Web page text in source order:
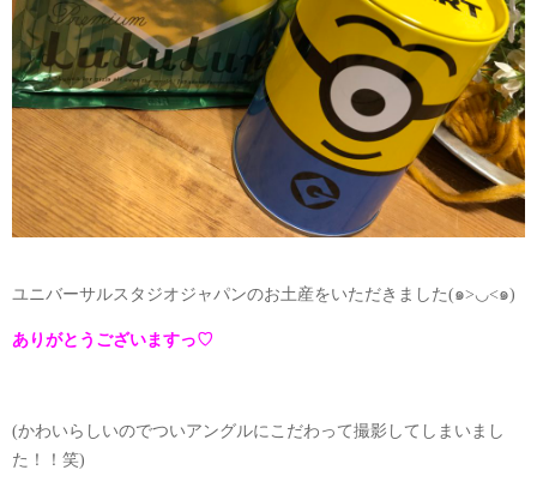
ユニバーサルスタジオジャパンのお土産をいただきました(๑>◡<๑)
ありがとうございますっ♡
(かわいらしいのでついアングルにこだわって撮影してしまいまし
た！！笑)